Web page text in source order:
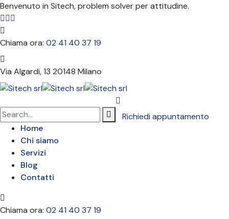
Benvenuto in Sitech, problem solver per attitudine.
Chiama ora: 02 41 40 37 19
Via Algardi, 13 20148 Milano
Home
Chi siamo
Servizi
Blog
Contatti
Chiama ora: 02 41 40 37 19
Richiedi appuntamento